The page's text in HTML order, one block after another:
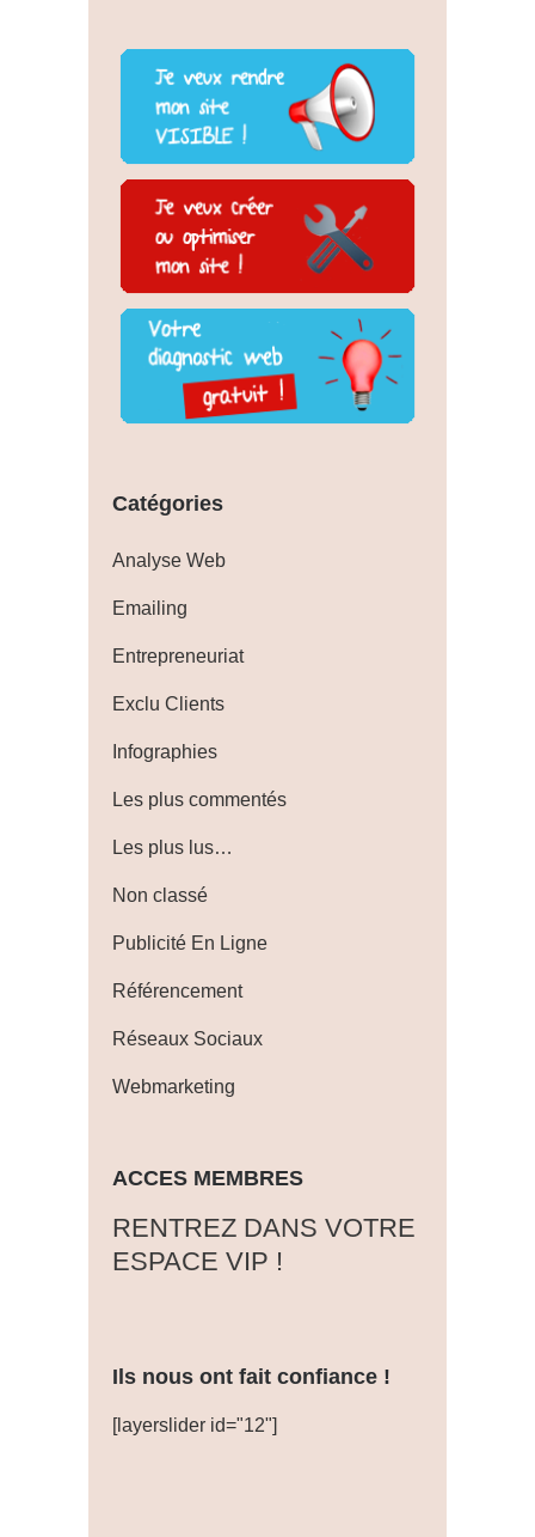
Catégories
Analyse Web
Emailing
Entrepreneuriat
Exclu Clients
Infographies
Les plus commentés
Les plus lus…
Non classé
Publicité En Ligne
Référencement
Réseaux Sociaux
Webmarketing
ACCES MEMBRES
‎RENTREZ DANS VOTRE
ESPACE VIP !
Ils nous ont fait confiance !
[layerslider id="12"]